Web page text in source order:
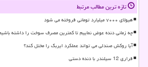
تازه ترین مطالب مرتبط
هیولای ۷۰۰۰ میلیارد تومانی فروخته می شود
چه زمانی دنده عوض نماییم تا کمترین مصرف سوخت را داشته
آیا روکش صندلی می تواند عملکرد ایربگ را مختل کند؟
فراری 12 سیلندر با دنده دستی